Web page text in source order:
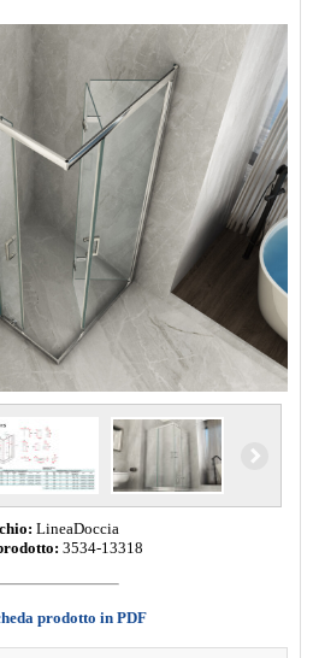
LineaDoccia
3534-13318
prodotto in PDF